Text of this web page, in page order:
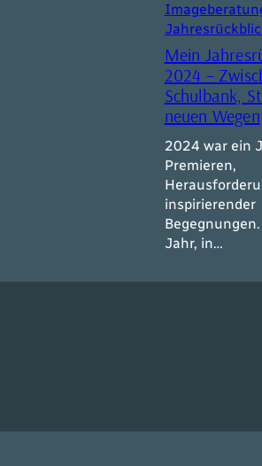
Mein
2024 –
Schulbank,
neuen Wegen
2024 war ein
Premieren,
inspirierender
Jahr, in…